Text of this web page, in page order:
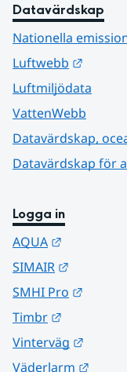
Datavärdskap
Nationella
Luftwebb
Luftmiljödata
VattenWebb
Datavärdskap,
Datavärdskap för
Logga in
AQUA
SIMAIR
SMHI Pro
Timbr
Vinterväg
Väderlarm